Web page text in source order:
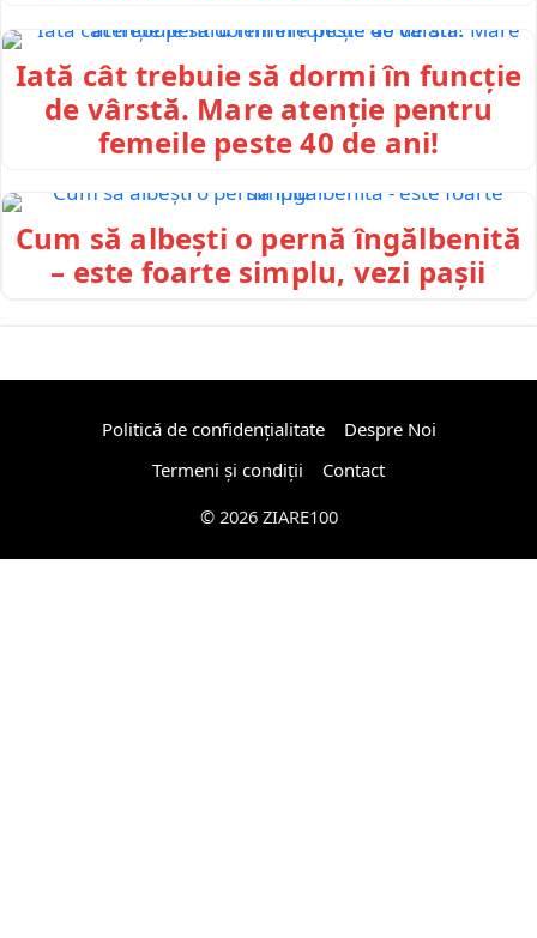
Iată cât trebuie să dormi în funcție
de vârstă. Mare atenție pentru
femeile peste 40 de ani!
Cum să albești o pernă îngălbenită
– este foarte simplu, vezi pașii
Politică de confidențialitate
Despre Noi
Termeni și condiții
Contact
© 2026 ZIARE100